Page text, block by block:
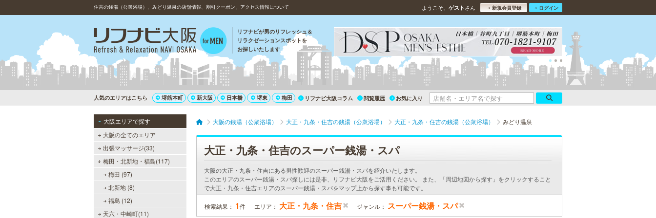
住吉の銭湯（公衆浴場）、みどり温泉の店舗情報、割引クーポン、アクセス情報について ようこそ、 ゲスト さん 新規会員登録 ログイン
リフナビが男のリフレッシュ＆
リラクゼーションスポットを
お探しいたします
人気のエリアはこちら 堺筋本町 新大阪 日本橋 堺東 梅田 リフナビ大阪コラム 閲覧履歴 お気に入り
大阪エリアで探す
大阪の全てのエリア
出張マッサージ(33)
梅田・北新地・福島(117)
梅田 (97)
北新地 (8)
福島 (12)
天六・中崎町(11)
大阪の銭湯（公衆浴場） 大正・九条・住吉の銭湯（公衆浴場） 大正・九条・住吉の銭湯（公衆浴場） みどり温泉
大正・九条・住吉のスーパー銭湯・スパ
大阪の大正・九条・住吉にある男性歓迎のスーパー銭湯・スパを紹介いたします。
このエリアのスーパー銭湯・スパ探しには是非、リフナビ大阪をご活用ください。 また、「周辺地図から探す」をクリックすること
で大正・九条・住吉エリアのスーパー銭湯・スパをマップ上から探す事も可能です。
検索結果： 1件 エリア： 大正・九条・住吉 ジャンル： スーパー銭湯・スパ